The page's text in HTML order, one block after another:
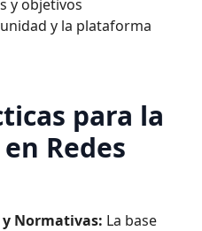
y objetivos
y la plataforma
para la
Redes
y Normativas: La base